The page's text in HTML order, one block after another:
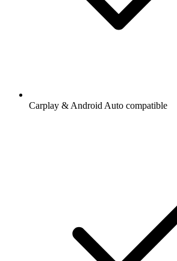
Carplay & Android Auto compatible